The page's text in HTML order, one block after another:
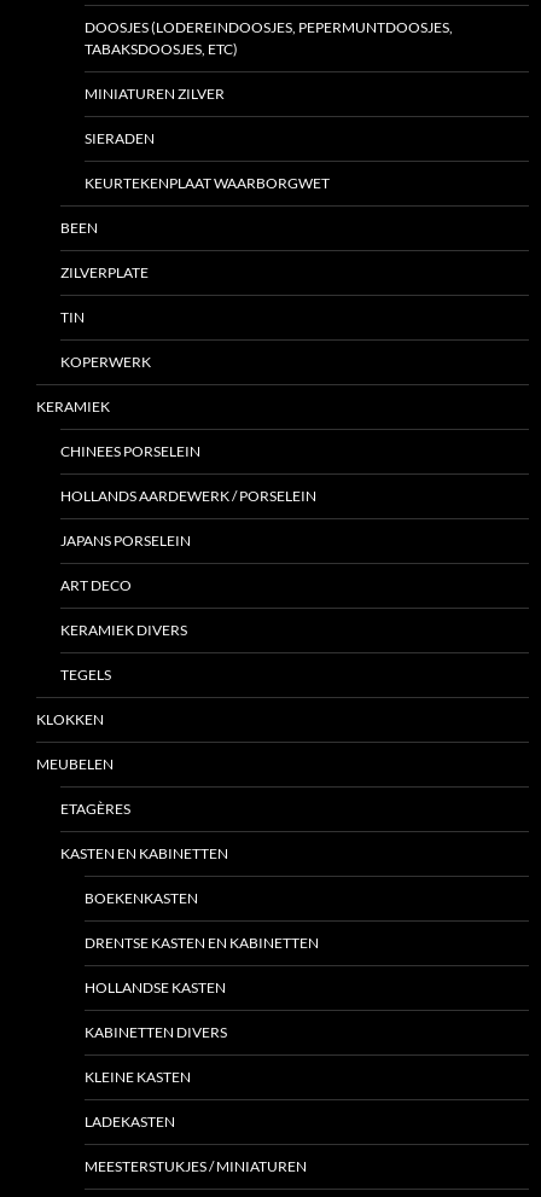
DOOSJES (LODEREINDOOSJES, PEPERMUNTDOOSJES,
TABAKSDOOSJES, ETC)
MINIATUREN ZILVER
SIERADEN
KEURTEKENPLAAT WAARBORGWET
BEEN
ZILVERPLATE
TIN
KOPERWERK
KERAMIEK
CHINEES PORSELEIN
HOLLANDS AARDEWERK / PORSELEIN
JAPANS PORSELEIN
ART DECO
KERAMIEK DIVERS
TEGELS
KLOKKEN
MEUBELEN
ETAGÈRES
KASTEN EN KABINETTEN
BOEKENKASTEN
DRENTSE KASTEN EN KABINETTEN
HOLLANDSE KASTEN
KABINETTEN DIVERS
KLEINE KASTEN
LADEKASTEN
MEESTERSTUKJES / MINIATUREN